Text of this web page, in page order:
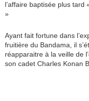
l’affaire baptisée plus tard
»
Ayant fait fortune dans
fruitière du Bandama, il
réapparaitre à la veille de
son cadet Charles Konan